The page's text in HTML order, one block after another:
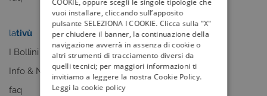
lativù
I Bollini
Info & News
faq
mytivù
vuoi installare, cliccando sull’apposito
pulsante SELEZIONA I COOKIE. Clicca sulla "X"
per chiudere il banner, la continuazione della
navigazione avverrà in assenza di cookie o
altri strumenti di tracciamento diversi da
quelli tecnici; per maggiori informazioni ti
invitiamo a leggere la nostra Cookie Policy.
Leggi la cookie policy